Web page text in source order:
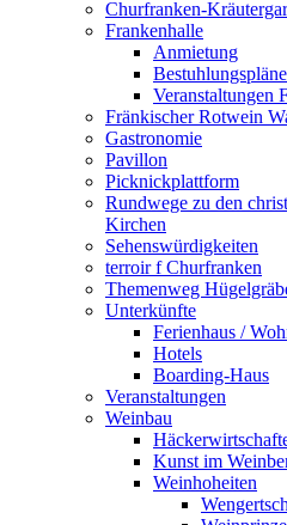
Churfranken-
Frankenhalle
Anmietung
Veranstaltungen
Fränkischer Rotwein
Gastronomie
Pavillon
Picknickplattform
Rundwege zu den
Kirchen
Sehenswürdigkeiten
terroir f Churfranken
Themenweg
Unterkünfte
Ferienhaus /
Hotels
Boarding-Haus
Veranstaltungen
Weinbau
Kunst im
Weinhoheiten